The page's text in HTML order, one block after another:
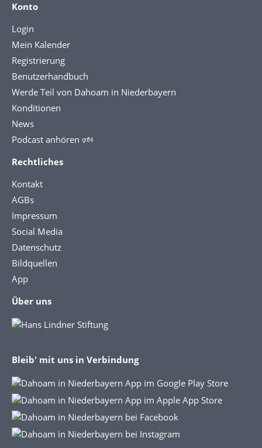
Konto
Login
Mein Kalender
Registrierung
Benutzerhandbuch
Werde Teil von Dahoam in Niederbayern
Konditionen
News
Podcast anhören 🕬
Rechtliches
Kontakt
AGBs
Impressum
Social Media
Datenschutz
Bildquellen
App
Über uns
Bleib' mit uns in Verbindung